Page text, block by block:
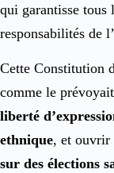
qui garantisse tous
responsabilités de
Cette Constitution
comme le
liberté
ethnique, et ouvrir
sur des élections